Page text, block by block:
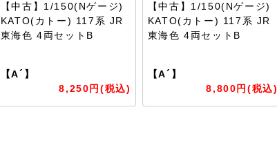
【中古】1/150(Nゲージ)
KATO(カトー) 117系 JR
東海色 4両セットB
【A´】
8,250円(税込)
【中古】1/150(Nゲージ)
KATO(カトー) 117系 JR
東海色 4両セットB
【A´】
8,800円(税込)